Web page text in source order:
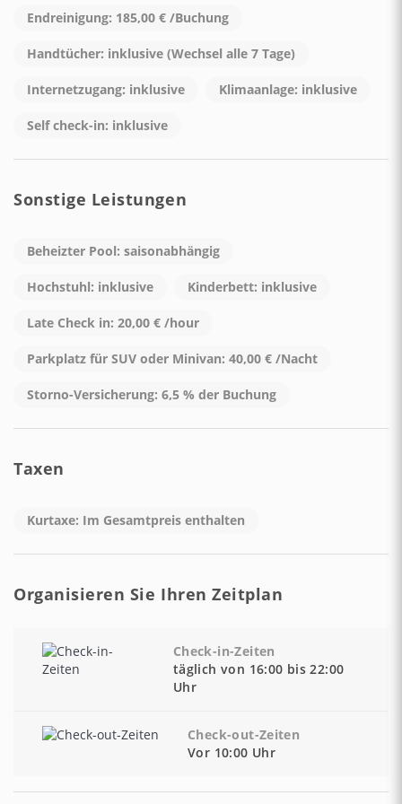
Zu Fuß kann man erreichen:
• Intime Restaurants und Bars, in denen man typische
• Einen Lebensmittelgeschäft, um frische lokale Produkte zu
kaufen (10 Minuten zu Fuß)
erkunden (2 Minuten zu Fuß)
CLUB, wo man sich in der Sonne entspannen oder im
• Die SITA-Bushaltestelle, um die gesamte Amalfiküste zu
erkunden (20 Minuten zu Fuß).
HINWEIS: Alle diese Orte sind nur über Treppen erreichbar,
Dienstleistungen niedriger als das Haus gelegen sind.
CODICE CUSR: 15065102EXT0193
Endreinigung: 185,00 € /Buchung
Handtücher: inklusive (Wechsel alle 7 Tage)
Internetzugang: inklusive Klimaanlage: inklusive
Self check-in: inklusive
Sonstige Leistungen
Beheizter Pool: saisonabhängig
Hochstuhl: inklusive Kinderbett: inklusive
Late Check in: 20,00 € /hour
Parkplatz für SUV oder Minivan: 40,00 € /Nacht
Storno-Versicherung: 6,5 % der Buchung
Taxen
Kurtaxe: Im Gesamtpreis enthalten
Organisieren Sie Ihren Zeitplan
Check-in-Zeiten
täglich von 16:00 bis 22:00
Uhr
Check-out-Zeiten
Vor 10:00 Uhr